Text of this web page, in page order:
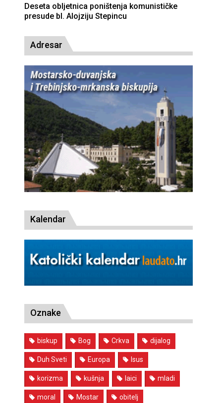
Deseta obljetnica poništenja komunističke
presude bl. Alojziju Stepincu
Adresar
Kalendar
Oznake
biskup Bog Crkva dijalog
Duh Sveti Europa Isus
korizma kušnja laici mladi
moral Mostar obitelj